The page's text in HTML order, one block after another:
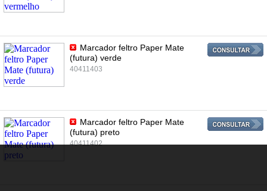
Marcador feltro Paper Mate
(futura) verde
40411403
Marcador feltro Paper Mate
(futura) preto
40411402